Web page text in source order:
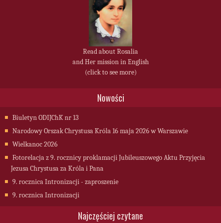
Read about Rosalia
and Her mission in English
(click to see more)
Nowości
Biuletyn ODIJChK nr 13
Narodowy Orszak Chrystusa Króla 16 maja 2026 w Warszawie
Wielkanoc 2026
Fotorelacja z 9. rocznicy proklamacji Jubileuszowego Aktu Przyjęcia
Jezusa Chrystusa za Króla i Pana
9. rocznica Intronizacji - zaproszenie
9. rocznica Intronizacji
Najczęściej czytane